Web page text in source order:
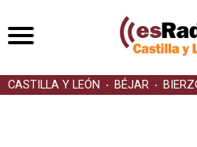
CASTILLA Y LEÓN BÉJAR